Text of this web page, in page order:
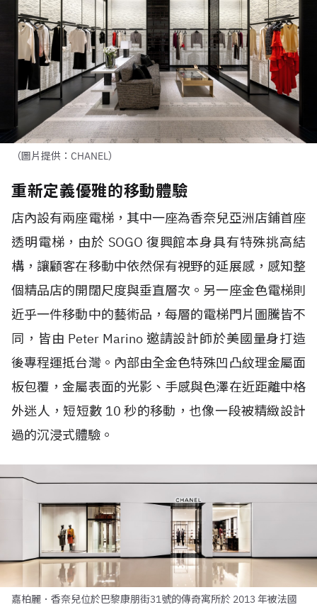
（圖片提供：CHANEL）
重新定義優雅的移動體驗
店內設有兩座電梯，其中一座為香奈兒亞洲店鋪首座
透明電梯，由於 SOGO 復興館本身具有特殊挑高結
構，讓顧客在移動中依然保有視野的延展感，感知整
個精品店的開闊尺度與垂直層次。另一座金色電梯則
近乎一件移動中的藝術品，每層的電梯門片圖騰皆不
同，皆由 Peter Marino 邀請設計師於美國量身打造
後專程運抵台灣。內部由全金色特殊凹凸紋理金屬面
板包覆，金屬表面的光影、手感與色澤在近距離中格
外迷人，短短數 10 秒的移動，也像一段被精緻設計
過的沉浸式體驗。
嘉柏麗．香奈兒位於巴黎康朋街31號的傳奇寓所於 2013 年被法國